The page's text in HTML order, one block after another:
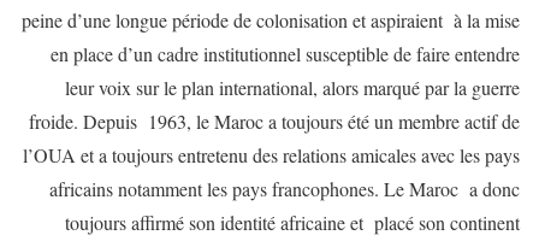
peine d’une longue période de colonisation et aspiraient à la mise
en place d’un cadre institutionnel susceptible de faire entendre
leur voix sur le plan international, alors marqué par la guerre
froide. Depuis 1963, le Maroc a toujours été un membre actif de
l’OUA et a toujours entretenu des relations amicales avec les pays
africains notamment les pays francophones. Le Maroc a donc
toujours affirmé son identité africaine et placé son continent